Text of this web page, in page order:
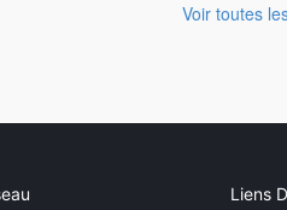
Voir toutes
Liens